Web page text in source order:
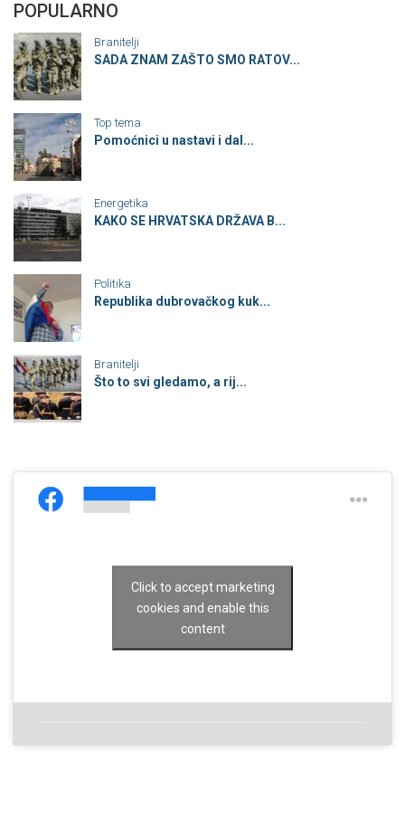
POPULARNO
Branitelji
SADA ZNAM ZAŠTO SMO RATOV...
Top tema
Pomoćnici u nastavi i dal...
Energetika
KAKO SE HRVATSKA DRŽAVA B...
Politika
Republika dubrovačkog kuk...
Branitelji
Što to svi gledamo, a rij...
Click to accept marketing
cookies and enable this
content